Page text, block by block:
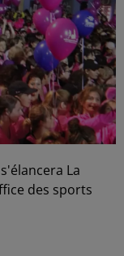
La
des sports